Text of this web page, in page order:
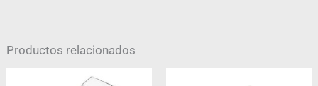
Productos relacionados